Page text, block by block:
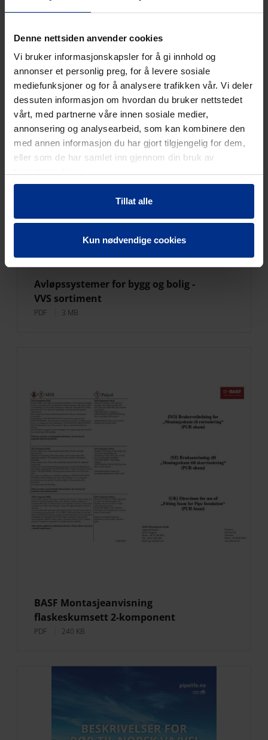
Denne nettsiden anvender cookies
Vi bruker informasjonskapsler for å gi innhold og
annonser et personlig preg, for å levere sosiale
mediefunksjoner og for å analysere trafikken vår. Vi deler
dessuten informasjon om hvordan du bruker nettstedet
vårt, med partnerne våre innen sosiale medier,
annonsering og analysearbeid, som kan kombinere den
med annen informasjon du har gjort tilgjengelig for dem,
eller som de har samlet inn gjennom din bruk av
Tillat alle
Kun nødvendige cookies
Avløpssystemer for bygg og bolig -
VVS sortiment
PDF 3 MB
BASF Montasjeanvisning
flaskeskumsett 2-komponent
PDF 240 KB